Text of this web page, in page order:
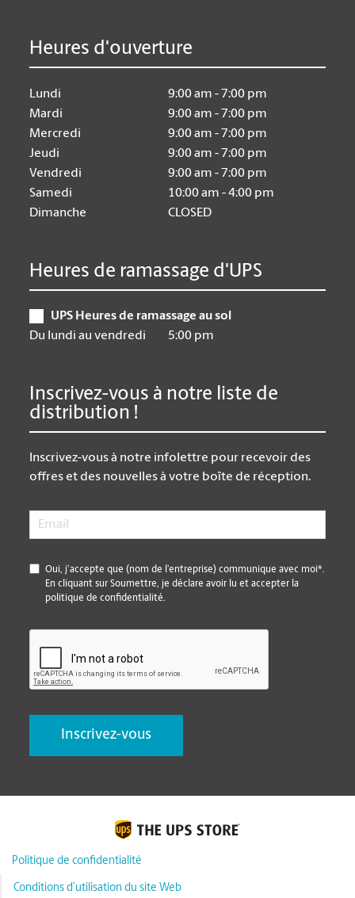
Heures d'ouverture
Lundi
9:00 am - 7:00 pm
Mardi
9:00 am - 7:00 pm
Mercredi
9:00 am - 7:00 pm
Jeudi
9:00 am - 7:00 pm
Vendredi
9:00 am - 7:00 pm
Samedi
10:00 am - 4:00 pm
Dimanche
CLOSED
Heures de ramassage d'UPS
UPS Heures de ramassage au sol
Du lundi au vendredi
5:00 pm
Inscrivez-vous à notre liste de
distribution !
Inscrivez-vous à notre infolettre pour recevoir des
offres et des nouvelles à votre boîte de réception.
Email
*
Oui, j’accepte que (nom de l’entreprise) communique avec moi*.
En cliquant sur Soumettre, je déclare avoir lu et accepter la
politique de confidentialité.
Politique de confidentialité
Conditions d’utilisation du site Web